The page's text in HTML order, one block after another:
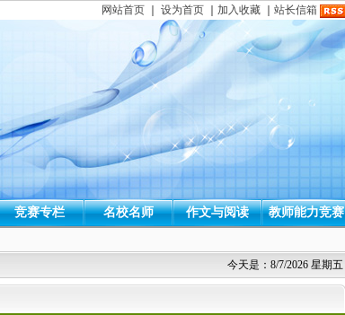
网站首页 设为首页 加入收藏 站长信箱
竞赛专栏 名校名师 作文与阅读 教师能力竞赛
今天是：8/7/2026 星期五